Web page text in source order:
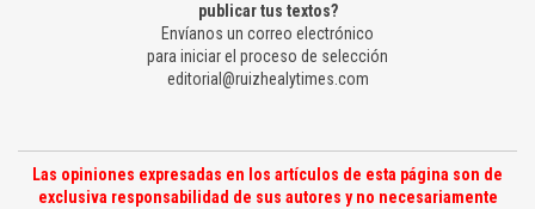
publicar tus textos?
Envíanos un correo electrónico
para iniciar el proceso de selección
editorial@ruizhealytimes.com
Las opiniones expresadas en los artículos de esta página son de
exclusiva responsabilidad de sus autores y no necesariamente